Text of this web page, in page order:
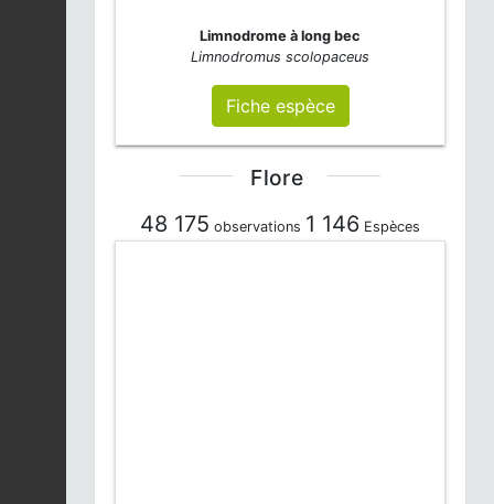
Limnodrome à long bec
Limnodromus scolopaceus
Fiche espèce
Flore
48 175 observations 1 146 Espèces